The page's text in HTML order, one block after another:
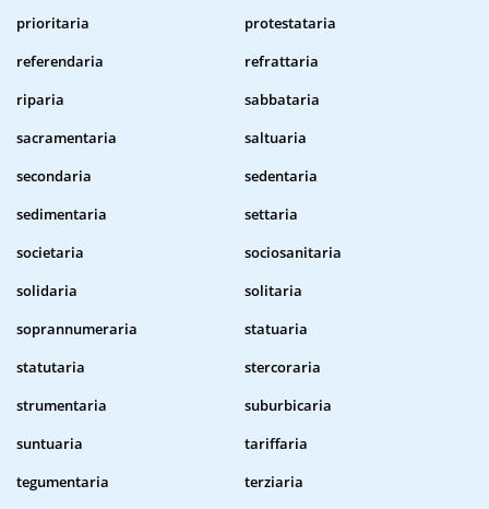
prioritaria
protestataria
referendaria
refrattaria
riparia
sabbataria
sacramentaria
saltuaria
secondaria
sedentaria
sedimentaria
settaria
societaria
sociosanitaria
solidaria
solitaria
soprannumeraria
statuaria
statutaria
stercoraria
strumentaria
suburbicaria
suntuaria
tariffaria
tegumentaria
terziaria